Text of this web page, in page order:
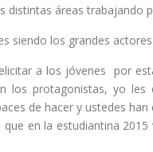
áreas trabajando
siendo los grandes
a los jóvenes por
protagonistas, yo les
de hacer y ustedes
en la estudiantina